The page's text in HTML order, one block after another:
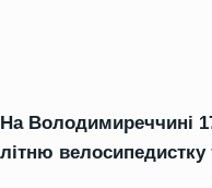
На Володимиреччині
літню велосипедистку